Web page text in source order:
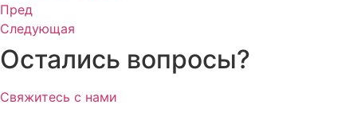
Пред
Следующая
Остались вопросы?
Свяжитесь с нами